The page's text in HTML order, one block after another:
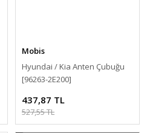
Mobis
Hyundai / Kia Anten Çubuğu
[96263-2E200]
437,87 TL
527,55 TL